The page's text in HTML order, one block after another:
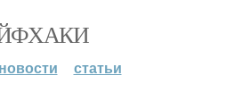
новости статьи